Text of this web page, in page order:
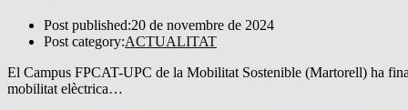
Post published:20 de novembre de 2024
Post category:ACTUALITAT
El Campus FPCAT-UPC de la Mobilitat Sostenible (Martorell) ha
mobilitat elèctrica…